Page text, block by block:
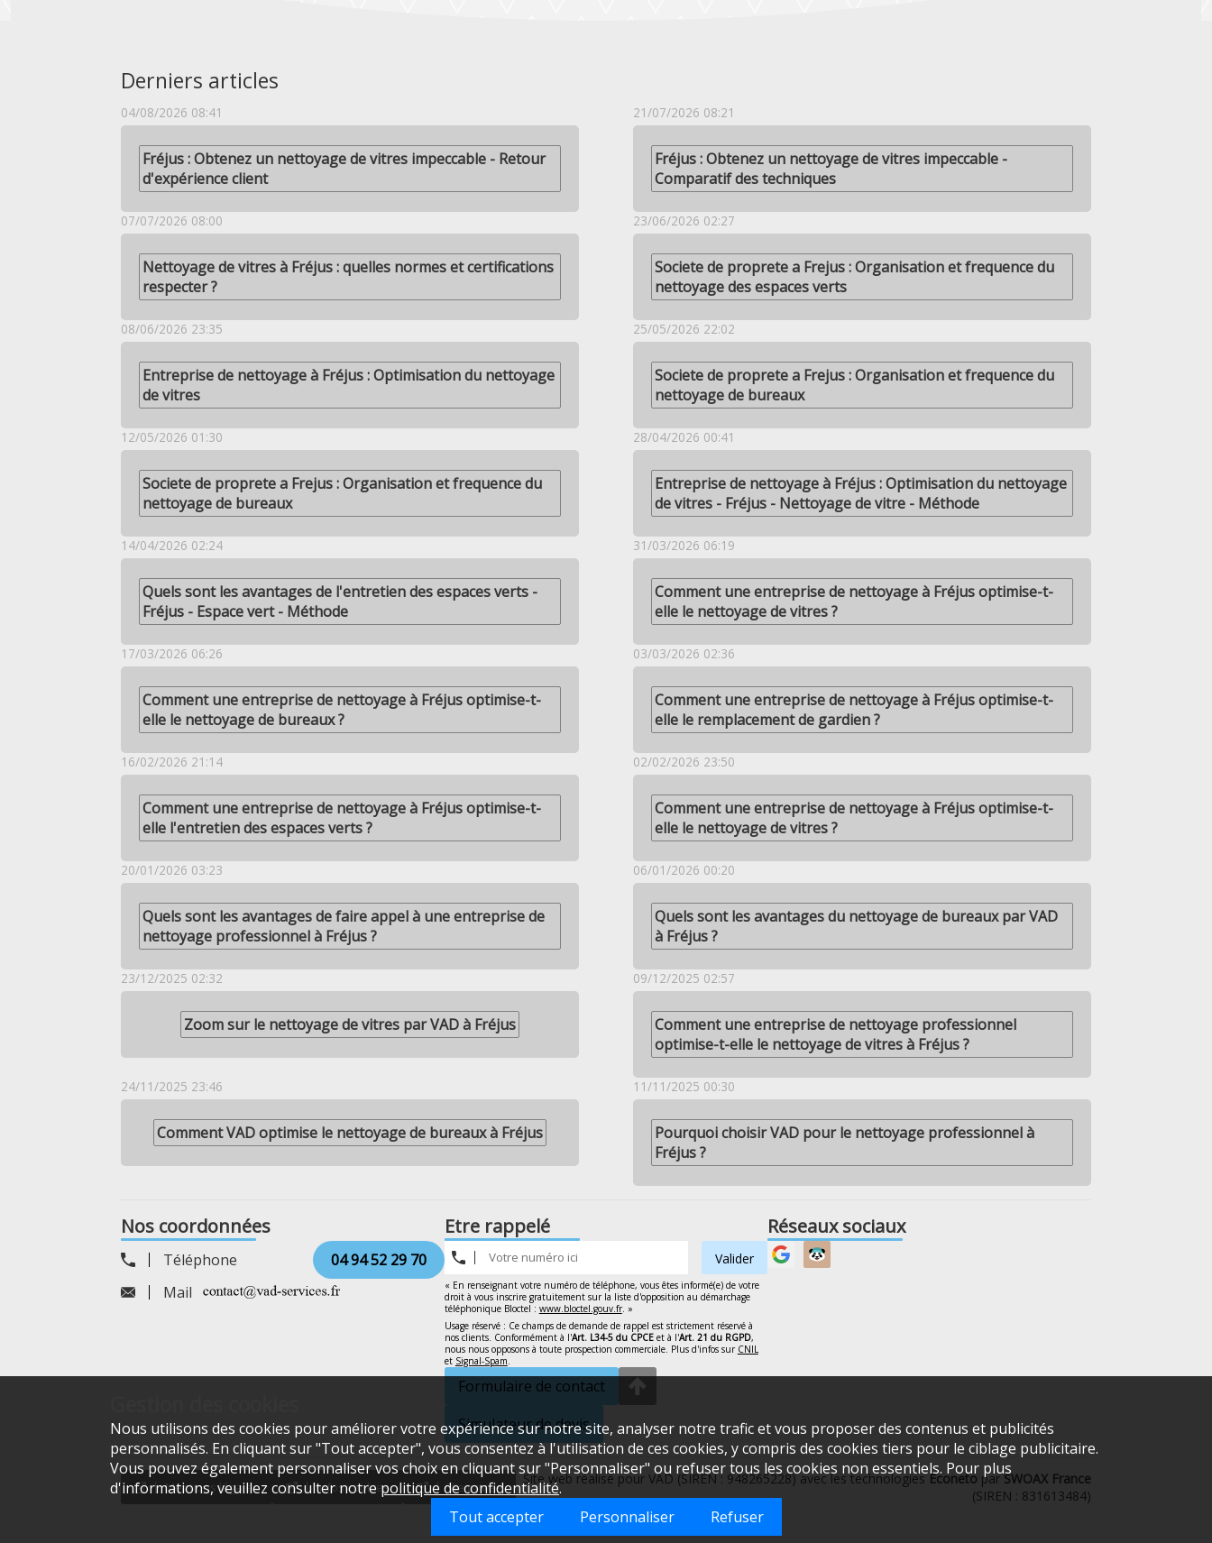
Nous utilisons des cookies pour améliorer votre expérience sur notre site, analyser notre trafic et vous proposer des contenus et publicités
personnalisés. En cliquant sur "Tout accepter", vous consentez à l'utilisation de ces cookies, y compris des cookies tiers pour le ciblage publicitaire.
Vous pouvez également personnaliser vos choix en cliquant sur "Personnaliser" ou refuser tous les cookies non essentiels. Pour plus
d'informations, veuillez consulter notrepolitique de confidentialité.
Tout accepter
Personnaliser Refuser
Derniers articles
04/08/2026 08:41
Fréjus : Obtenez un nettoyage de vitres impeccable - Retour
d'expérience client
21/07/2026 08:21
Fréjus : Obtenez un nettoyage de vitres impeccable -
Comparatif des techniques
07/07/2026 08:00
Nettoyage de vitres à Fréjus : quelles normes et certifications
respecter ?
23/06/2026 02:27
Societe de proprete a Frejus : Organisation et frequence du
nettoyage des espaces verts
08/06/2026 23:35
Entreprise de nettoyage à Fréjus : Optimisation du nettoyage
de vitres
25/05/2026 22:02
Societe de proprete a Frejus : Organisation et frequence du
nettoyage de bureaux
12/05/2026 01:30
Societe de proprete a Frejus : Organisation et frequence du
nettoyage de bureaux
28/04/2026 00:41
Entreprise de nettoyage à Fréjus : Optimisation du nettoyage
de vitres - Fréjus - Nettoyage de vitre - Méthode
14/04/2026 02:24
Quels sont les avantages de l'entretien des espaces verts -
Fréjus - Espace vert - Méthode
31/03/2026 06:19
Comment une entreprise de nettoyage à Fréjus optimise-t-
elle le nettoyage de vitres ?
17/03/2026 06:26
Comment une entreprise de nettoyage à Fréjus optimise-t-
elle le nettoyage de bureaux ?
03/03/2026 02:36
Comment une entreprise de nettoyage à Fréjus optimise-t-
elle le remplacement de gardien ?
16/02/2026 21:14
Comment une entreprise de nettoyage à Fréjus optimise-t-
elle l'entretien des espaces verts ?
02/02/2026 23:50
Comment une entreprise de nettoyage à Fréjus optimise-t-
elle le nettoyage de vitres ?
20/01/2026 03:23
Quels sont les avantages de faire appel à une entreprise de
nettoyage professionnel à Fréjus ?
06/01/2026 00:20
Quels sont les avantages du nettoyage de bureaux par VAD
à Fréjus ?
23/12/2025 02:32
Zoom sur le nettoyage de vitres par VAD à Fréjus
09/12/2025 02:57
Comment une entreprise de nettoyage professionnel
optimise-t-elle le nettoyage de vitres à Fréjus ?
24/11/2025 23:46
Comment VAD optimise le nettoyage de bureaux à Fréjus
11/11/2025 00:30
Pourquoi choisir VAD pour le nettoyage professionnel à
Fréjus ?
Nos coordonnées
Téléphone
04 94 52 29 70
Mail
Etre rappelé
Valider
« En renseignant votre numéro de téléphone, vous êtes informé(e) de votre
droit à vous inscrire gratuitement sur la liste d'opposition au démarchage
téléphonique Bloctel : www.bloctel.gouv.fr. »
Usage réservé : Ce champs de demande de rappel est strictement réservé à
nos clients. Conformément à l'Art. L34-5 du CPCEet à l'Art. 21 du RGPD,
nous nous opposons à toute prospection commerciale. Plus d'infos sur CNIL
et Signal-Spam.
Formulaire de contact
Simulateur de devis
Réseaux sociaux
Mentions légales Infos cookies Vie privée Site web réalisé pour VAD (SIREN : 948265228) avec les technologiesEconeto parSWOAX France
(SIREN : 831613484)